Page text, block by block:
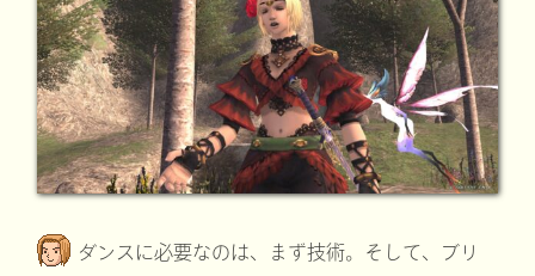
ダンスに必要なのは、まず技術。そして、ブリ